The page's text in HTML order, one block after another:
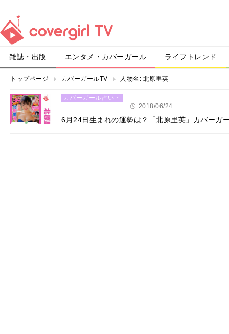
雑誌・出版 エンタメ・カバーガール ライフトレンド
トップページ カバーガールTV 人物名: 北原里英
カバーガール占い・
2018/06/24
6月24日生まれの運勢は？「北原里英」カバーガ